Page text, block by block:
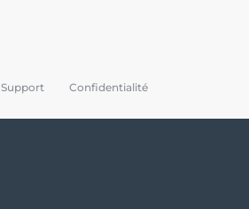
Support Confidentialité